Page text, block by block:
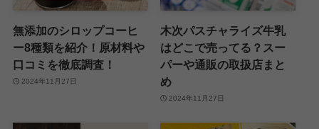
無添加のシロップコーヒ
ー8種類を紹介！原材料や
口コミを徹底調査！
2024年11月27日
木次パスチャライズ牛乳
はどこで売ってる？スー
パーや通販の取扱店まと
め
2024年11月27日